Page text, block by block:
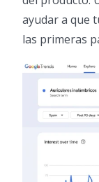
ayudar a que
las primeras